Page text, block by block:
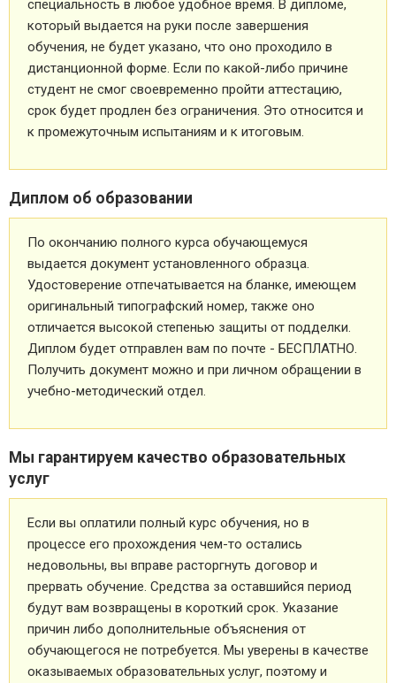
специальность в любое удобное время. В дипломе,
который выдается на руки после завершения
обучения, не будет указано, что оно проходило в
дистанционной форме. Если по какой-либо причине
студент не смог своевременно пройти аттестацию,
срок будет продлен без ограничения. Это относится и
к промежуточным испытаниям и к итоговым.
Диплом об образовании
По окончанию полного курса обучающемуся
выдается документ установленного образца.
Удостоверение отпечатывается на бланке, имеющем
оригинальный типографский номер, также оно
отличается высокой степенью защиты от подделки.
Диплом будет отправлен вам по почте - БЕСПЛАТНО.
Получить документ можно и при личном обращении в
учебно-методический отдел.
Мы гарантируем качество образовательных
услуг
Если вы оплатили полный курс обучения, но в
процессе его прохождения чем-то остались
недовольны, вы вправе расторгнуть договор и
прервать обучение. Средства за оставшийся период
будут вам возвращены в короткий срок. Указание
причин либо дополнительные объяснения от
обучающегося не потребуется. Мы уверены в качестве
оказываемых образовательных услуг, поэтому и